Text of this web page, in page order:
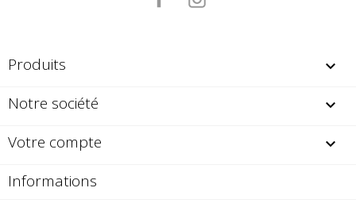
Produits 
Notre société 
Votre compte 
Informations